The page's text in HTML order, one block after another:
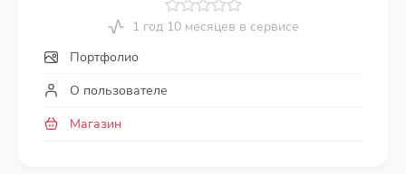
1 год 10 месяцев в сервисе
Портфолио
О пользователе
Магазин